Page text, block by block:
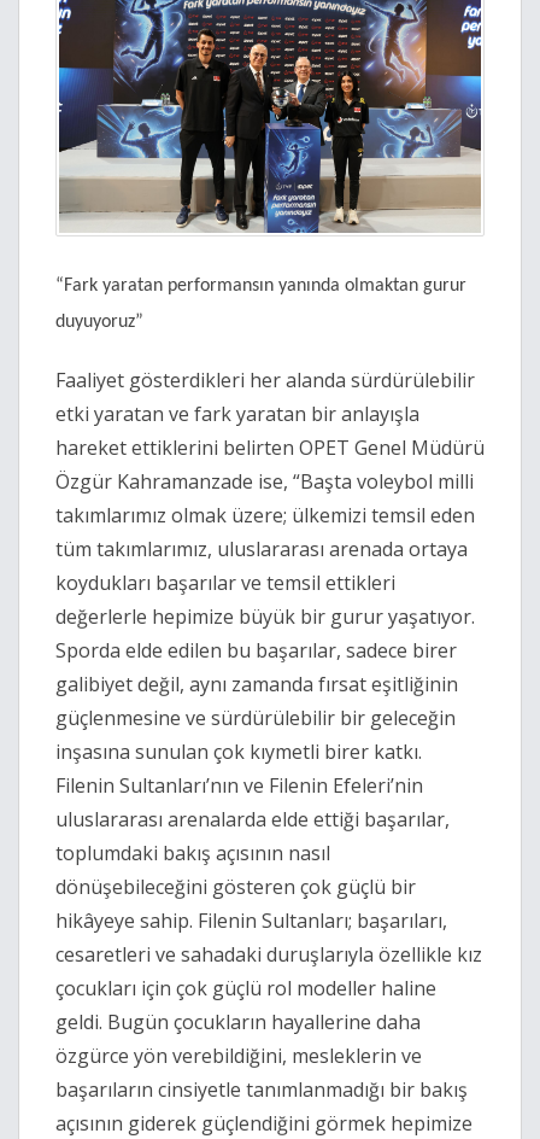
“Fark yaratan performansın yanında olmaktan gurur
duyuyoruz”
Faaliyet gösterdikleri her alanda sürdürülebilir
etki yaratan ve fark yaratan bir anlayışla
hareket ettiklerini belirten OPET Genel Müdürü
Özgür Kahramanzade ise, “Başta voleybol milli
takımlarımız olmak üzere; ülkemizi temsil eden
tüm takımlarımız, uluslararası arenada ortaya
koydukları başarılar ve temsil ettikleri
değerlerle hepimize büyük bir gurur yaşatıyor.
Sporda elde edilen bu başarılar, sadece birer
galibiyet değil, aynı zamanda fırsat eşitliğinin
güçlenmesine ve sürdürülebilir bir geleceğin
inşasına sunulan çok kıymetli birer katkı.
Filenin Sultanları’nın ve Filenin Efeleri’nin
uluslararası arenalarda elde ettiği başarılar,
toplumdaki bakış açısının nasıl
dönüşebileceğini gösteren çok güçlü bir
hikâyeye sahip. Filenin Sultanları; başarıları,
cesaretleri ve sahadaki duruşlarıyla özellikle kız
çocukları için çok güçlü rol modeller haline
geldi. Bugün çocukların hayallerine daha
özgürce yön verebildiğini, mesleklerin ve
başarıların cinsiyetle tanımlanmadığı bir bakış
açısının giderek güçlendiğini görmek hepimize